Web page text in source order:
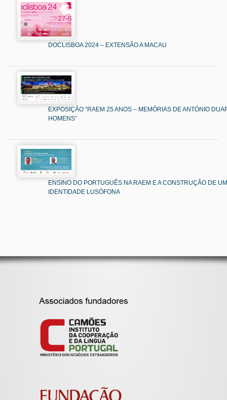
DOCLISBOA 2024 – EXTENSÃO A MACAU
EXPOSIÇÃO “RAEM 25 ANOS – MEMÓRIAS DE ANTÓNIO
HOMENS”
ENSINO DO PORTUGUÊS NA RAEM E A CONSTRUÇÃO DE
IDENTIDADE LUSÓFONA